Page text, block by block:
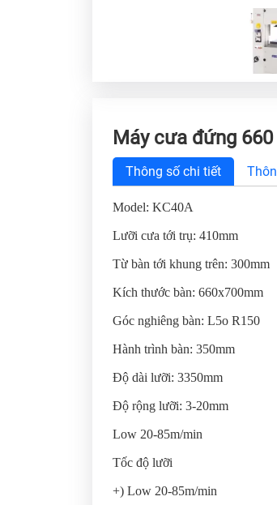
Máy cưa đứng
Thông số chi tiết
Model: KC40A
Lưỡi cưa tới trụ: 410mm
Từ bàn tới khung trên: 300mm
Kích thước bàn: 660x700mm
Góc nghiêng bàn: L5o R150
Hành trình bàn: 350mm
Độ dài lưỡi: 3350mm
Độ rộng lưỡi: 3-20mm
Low 20-85m/min
Tốc độ lưỡi
+) Low 20-85m/min